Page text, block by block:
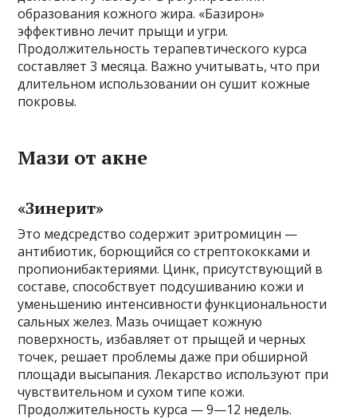
образования кожного жира. «Базирон»
эффективно лечит прыщи и угри.
Продолжительность терапевтического курса
составляет 3 месяца. Важно учитывать, что при
длительном использовании он сушит кожные
покровы.
Мази от акне
«Зинерит»
Это медсредство содержит эритромицин —
антибиотик, борющийся со стрептококками и
пропионибактериями. Цинк, присутствующий в
составе, способствует подсушиванию кожи и
уменьшению интенсивности функциональности
сальных желез. Мазь очищает кожную
поверхность, избавляет от прыщей и черных
точек, решает проблемы даже при обширной
площади высыпания. Лекарство используют при
чувствительном и сухом типе кожи.
Продолжительность курса — 9—12 недель.